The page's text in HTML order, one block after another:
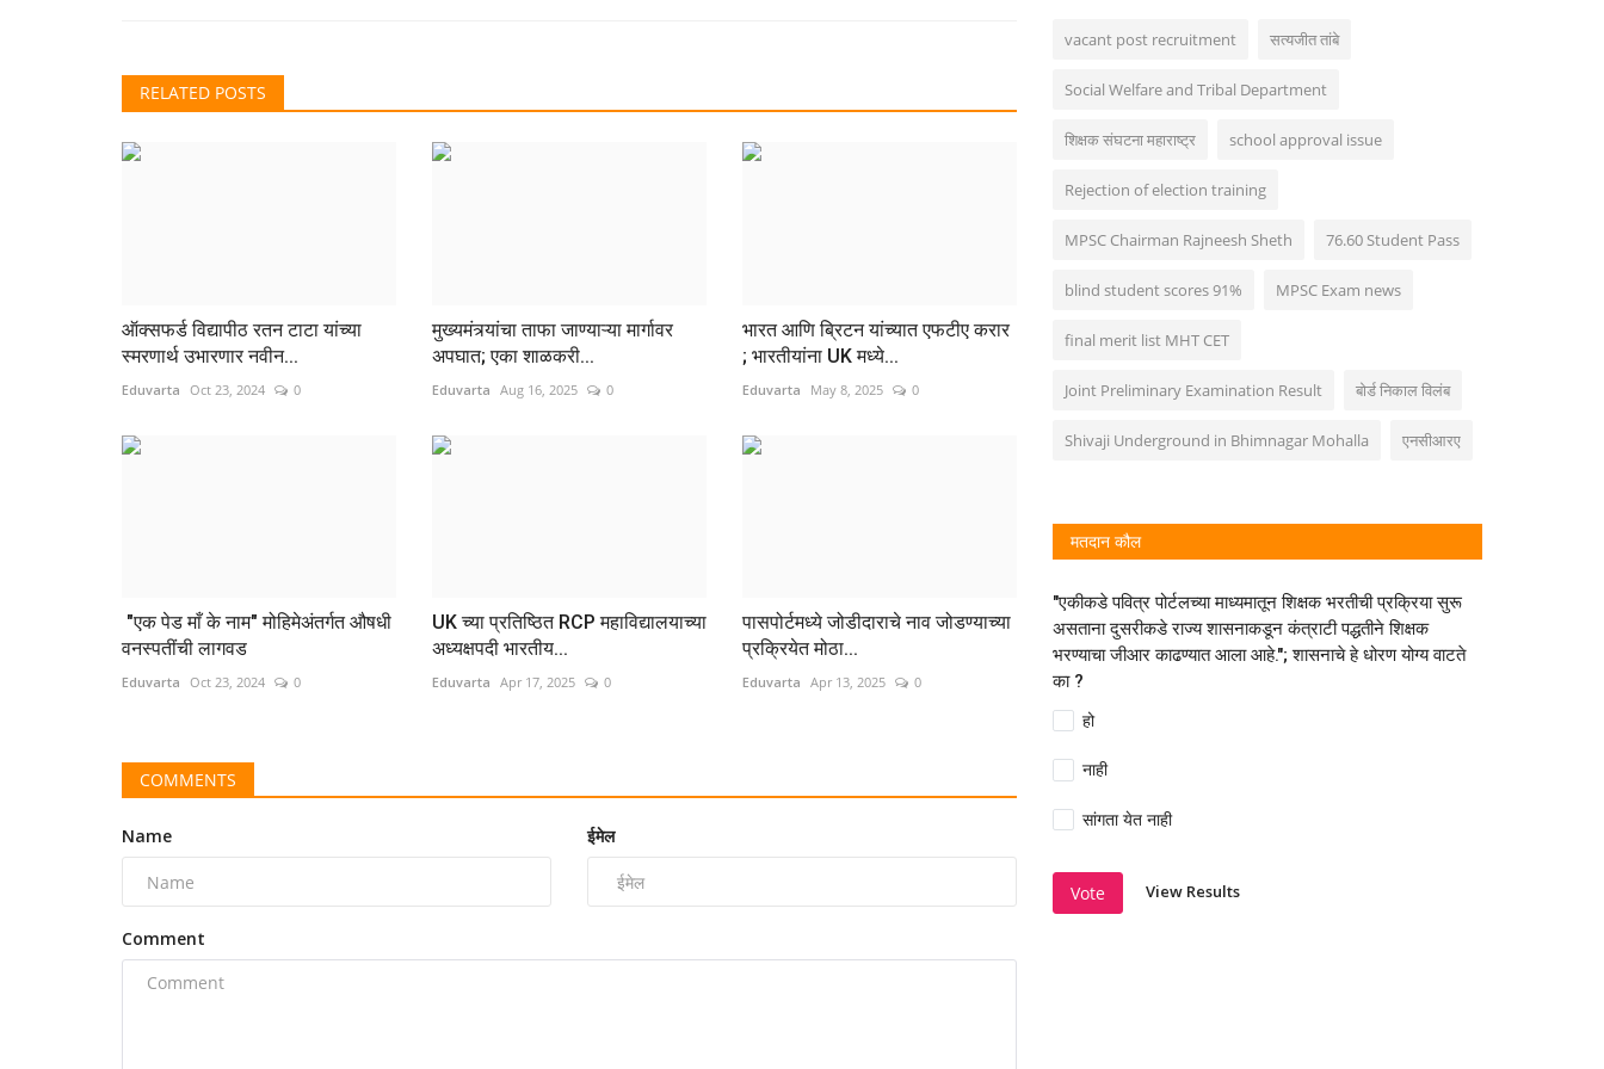
RELATED POSTS
ऑक्सफर्ड विद्यापीठ रतन टाटा यांच्या
स्मरणार्थ उभारणार नवीन...
Eduvarta Oct 23, 2024 0
मुख्यमंत्र्यांचा ताफा जाण्याऱ्या मार्गावर
अपघात; एका शाळकरी...
Eduvarta Aug 16, 2025 0
भारत आणि ब्रिटन यांच्यात एफटीए करार
; भारतीयांना UK मध्ये...
Eduvarta May 8, 2025 0
"एक पेड माँ के नाम" मोहिमेअंतर्गत औषधी
वनस्पतींची लागवड
Eduvarta Oct 23, 2024 0
UK च्या प्रतिष्ठित RCP महाविद्यालयाच्या
अध्यक्षपदी भारतीय...
Eduvarta Apr 17, 2025 0
पासपोर्टमध्ये जोडीदाराचे नाव जोडण्याच्या
प्रक्रियेत मोठा...
Eduvarta Apr 13, 2025 0
COMMENTS
Name ईमेल
Comment
vacant post recruitment सत्यजीत तांबे
Social Welfare and Tribal Department
शिक्षक संघटना महाराष्ट्र school approval issue
Rejection of election training
MPSC Chairman Rajneesh Sheth 76.60 Student Pass
blind student scores 91% MPSC Exam news
final merit list MHT CET
Joint Preliminary Examination Result बोर्ड निकाल विलंब
Shivaji Underground in Bhimnagar Mohalla एनसीआरए
मतदान कौल
"एकीकडे पवित्र पोर्टलच्या माध्यमातून शिक्षक भरतीची प्रक्रिया सुरू
असताना दुसरीकडे राज्य शासनाकडून कंत्राटी पद्धतीने शिक्षक
भरण्याचा जीआर काढण्यात आला आहे."; शासनाचे हे धोरण योग्य वाटते
का ?
हो
नाही
सांगता येत नाही
Vote View Results